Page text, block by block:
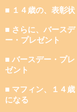
■ １４歳の、表彰状
■ さらに、バースデ
ー・プレゼント
■ バースデー・プレ
ゼント
■ マフィン、１４歳
になる